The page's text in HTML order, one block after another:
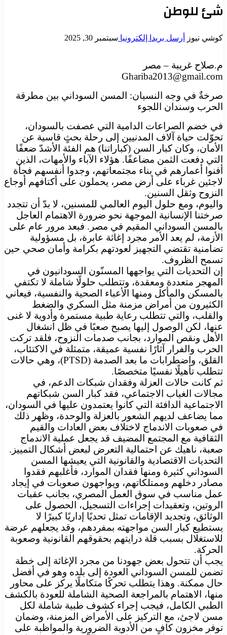
شئ للوطن
كوشي نيوز أرسل بريدا إلكترونيا سبتمبر 30, 2025
م.صلاح غريبة – مصر
Ghariba2013@gmail.com
صرخةٌ في وجه النسيان: المسن السوداني بين مطرقة
الحرب وسندان اللجوء
في خضم الصراعات الدامية التي عصفت بالسودان،
تحوّلت حياة آلاف المدنيين إلى رحلة بحثٍ قاسية عن
الأمان، وكان كبار السن (كباراتنا) هم الفئة الأشدّ ضعفًا
التي دفعت الثمن مضاعفًا. هؤلاء الآباء والأمهات، الذين
أفنوا أعمارهم في بناء مجتمعاتهم، وجدوا أنفسهم فجأة
لاجئين غرباء على أرض مصر، يحملون على أكتافهم أوجاع
النزوح وثقل السنين.
واليوم، ومع حلول اليوم العالمي للمسنين، لا بدّ أن تتجدد
صرختنا الإنسانية الموجهة نحو ضرورة الاهتمام العاجل
بالمسن السوداني المقيم في مصر. فبعد مرور عام على
الأزمة، لم يعد الأمر مجرد إغاثة عابرة، بل مسؤولية
تضامنية تقتضي التجهيز لعودتهم بكرامة وأمان صحي حين
تسمح الظروف.
إن التحديات التي يواجهها المسنّون السودانيون في
المهجر متعددة ومعقدة، وتتطلب حلولًا شاملة لا تكتفي
بالمسكن والمأكل ومنها الأعباء الصحية والنفسية، فيعاني
الكثيرون من أمراض مزمنة مثل السكري والضغط
والقلب، والتي تتطلب رعاية طبية مستمرة وأدوية لا غنى
عنها، لكن الوصول إليها يصبح صعبًا في ظل انشغال
الأهل ونقص الموارد، بجانب صدمات النزوح، فلقد تركت
الحرب والفرار آثارًا نفسية عميقة، متمثلة في الاكتئاب،
القلق، واضطرابات ما بعد الصدمة (PTSD)، وهي حالات
تتطلب تأهيلًا نفسيًا متخصصًا.
ثم كانت حالات العزلة وفقدان شبكات الدعم، في
مجالات الغياب الاجتماعي، فقد كبار السن شبكاتهم
الاجتماعية الدافئة التي كانوا يعتمدون عليها في السودان،
مما يضاعف لديهم الشعور بالعزلة والوحدة، وظهر ذلك
في صعوبات الاندماج لاختلاف بعض العادات والقيم
الثقافية مع المجتمع المضيف قد يجعل عملية الاندماج
صعبة، ناهيك عن احتمالية التعرض لبعض أشكال التمييز.
التحديات الاقتصادية والقانونية التي يعيشها المسن
السوداني كثيرة ومنها فقدان الموارد، فأغلبهم فقدوا
مصادر دخلهم وممتلكاتهم، ويواجهون صعوبات في إيجاد
عمل مناسب في سوق العمل المصري، بجانب عقبات
الروتين، وتعقيدات إجراءات التسجيل، الحصول على
الوثائق، وتجديد الإقامات تمثل تحديًا إداريًا كبيرًا لا
يستطيع كبار السن مواجهته بمفردهم، وقد يجعلهم عرضة
للاستغلال بسبب قلة درايتهم بحقوقهم القانونية وصعوبة
الحركة.
يجب أن تتحول بعض جهودنا من مجرد الإغاثة إلى خطة
تضمن للمسن السوداني العودة إلى بلده وهو في أفضل
حال ممكنة. وهذا يتطلب تحركًا متكاملًا يركز على محاور
منها، الاهتمام بالمراجعة الصحية الشاملة للعودة بالكشف
الطبي الكامل، فيجب إجراء كشوف طبية شاملة لكل
مسن لاجئ، مع التركيز على الأمراض المزمنة، وضمان
توفر مخزون كافٍ من الأدوية الضرورية والمواظبة على